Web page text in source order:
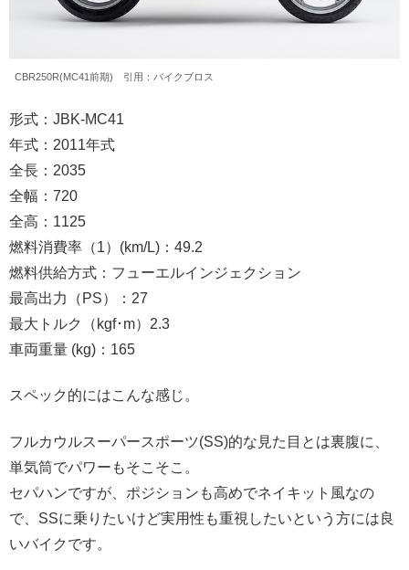
CBR250R(MC41前期) 引用：バイクブロス
形式：JBK-MC41
年式：2011年式
全長：2035
全幅：720
全高：1125
燃料消費率（1）(km/L)：49.2
燃料供給方式：フューエルインジェクション
最高出力（PS）：27
最大トルク（kgf･m）2.3
車両重量 (kg)：165
スペック的にはこんな感じ。
フルカウルスーパースポーツ(SS)的な見た目とは裏腹に、
単気筒でパワーもそこそこ。
セパハンですが、ポジションも高めでネイキット風なの
で、SSに乗りたいけど実用性も重視したいという方には良
いバイクです。